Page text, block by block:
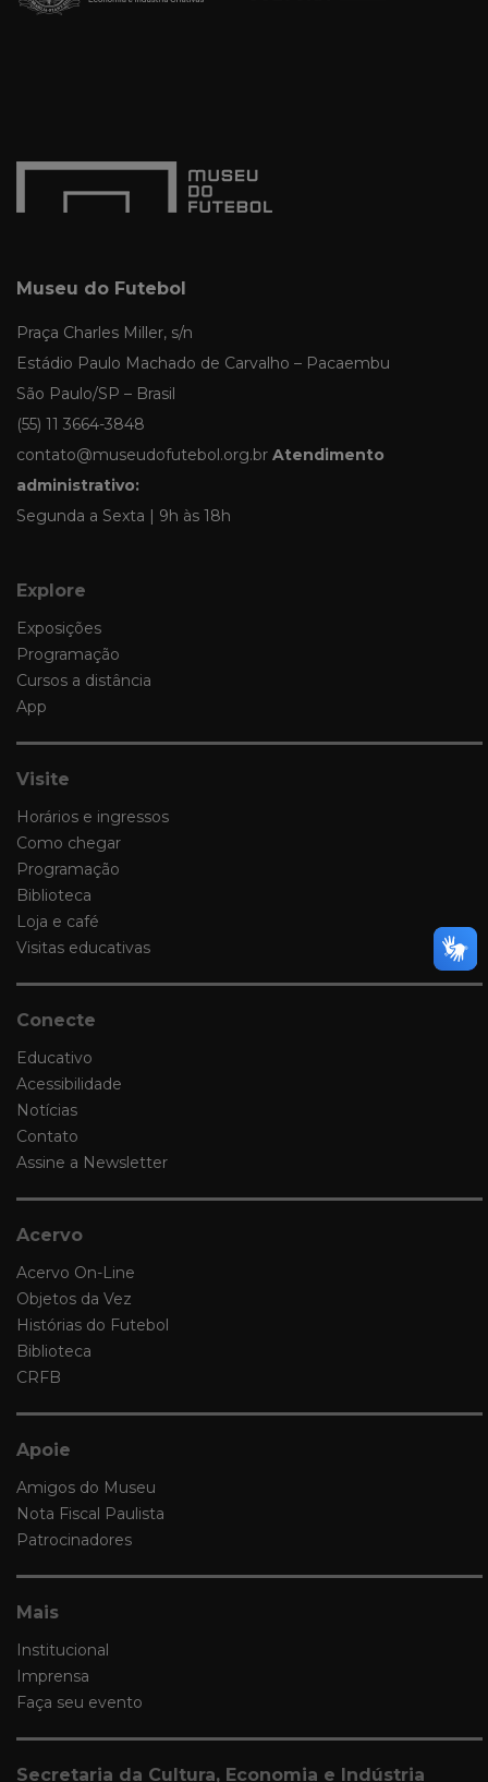
Museu do Futebol
Praça Charles Miller, s/n
Estádio Paulo Machado de Carvalho – Pacaembu
São Paulo/SP – Brasil
(55) 11 3664-3848
contato@museudofutebol.org.br Atendimento
administrativo:
Segunda a Sexta | 9h às 18h
Explore
Exposições
Programação
Cursos a distância
App
Visite
Horários e ingressos
Como chegar
Programação
Biblioteca
Loja e café
Visitas educativas
Conecte
Educativo
Acessibilidade
Notícias
Contato
Assine a Newsletter
Acervo
Acervo On-Line
Objetos da Vez
Histórias do Futebol
Biblioteca
CRFB
Apoie
Amigos do Museu
Nota Fiscal Paulista
Patrocinadores
Mais
Institucional
Imprensa
Faça seu evento
Secretaria da Cultura, Economia e Indústria